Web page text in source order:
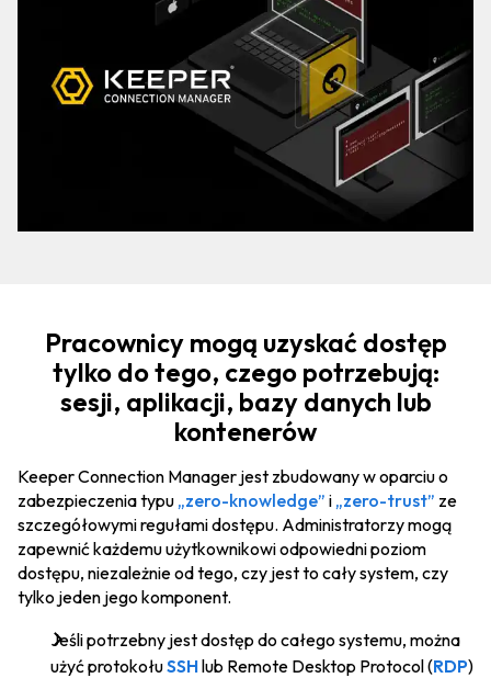
Pracownicy mogą uzyskać dostęp
tylko do tego, czego potrzebują:
sesji, aplikacji, bazy danych lub
kontenerów
Keeper Connection Manager jest zbudowany w oparciu o
zabezpieczenia typu „zero-knowledge” i „zero-trust” ze
szczegółowymi regułami dostępu. Administratorzy mogą
zapewnić każdemu użytkownikowi odpowiedni poziom
dostępu, niezależnie od tego, czy jest to cały system, czy
tylko jeden jego komponent.
Jeśli potrzebny jest dostęp do całego systemu, można
użyć protokołuSSHlub Remote Desktop Protocol (RDP)